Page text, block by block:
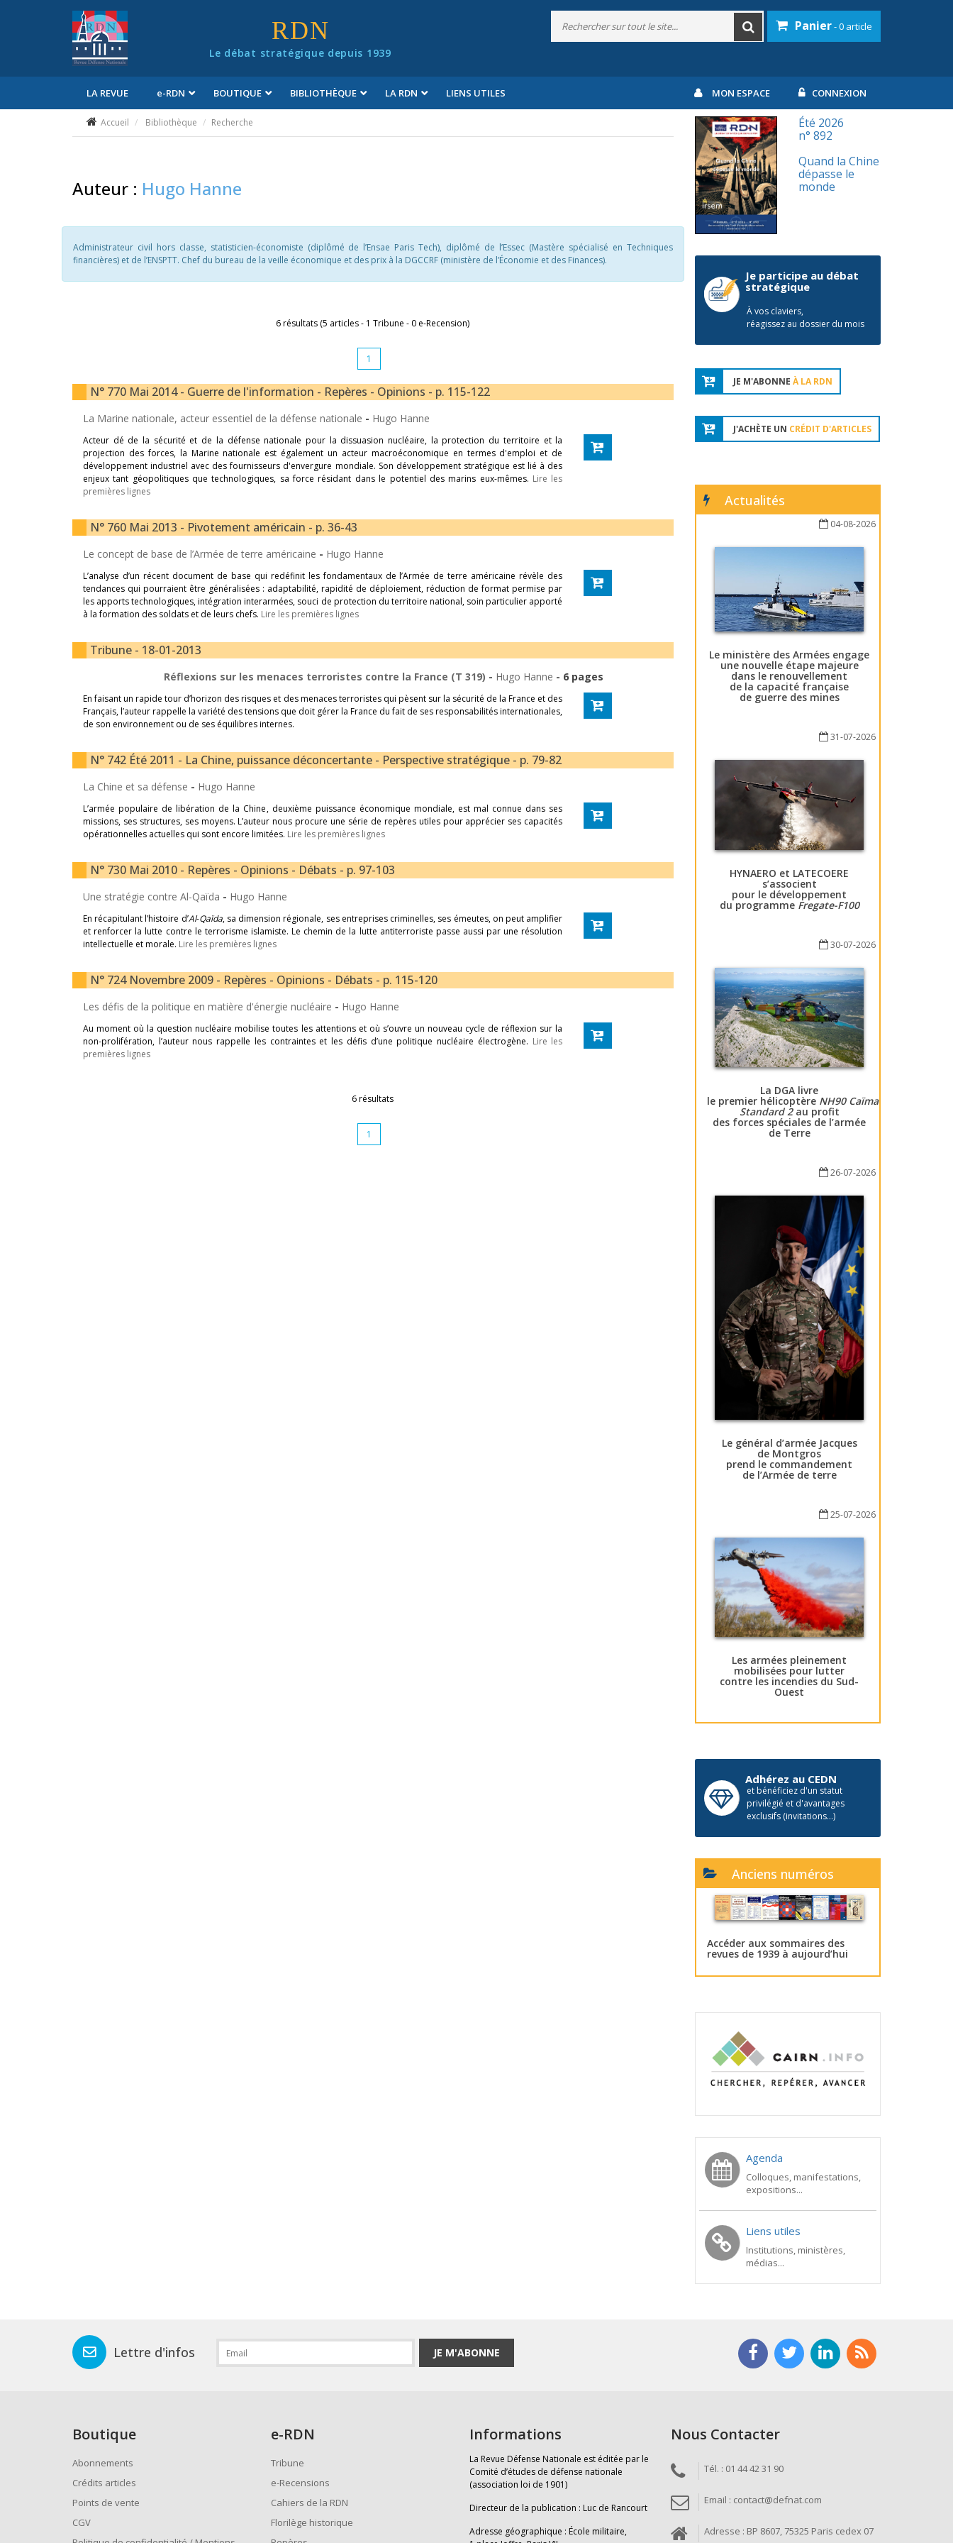
RDN
Le débat stratégique depuis 1939
Panier- 0 article
LA REVUE e-RDN BOUTIQUE BIBLIOTHÈQUE LA RDN LIENS UTILES MON ESPACE CONNEXION
Accueil Bibliothèque Recherche
Auteur : Hugo Hanne
Administrateur civil hors classe, statisticien-économiste (diplômé de l’Ensae Paris Tech), diplômé de l’Essec (Mastère spécialisé en Techniques
financières) et de l’ENSPTT. Chef du bureau de la veille économique et des prix à la DGCCRF (ministère de l’Économie et des Finances).
6 résultats (5 articles - 1 Tribune - 0 e-Recension)
1
N° 770 Mai 2014 - Guerre de l'information - Repères - Opinions - p. 115-122
La Marine nationale, acteur essentiel de la défense nationale - Hugo Hanne
Acteur dé de la sécurité et de la défense nationale pour la dissuasion nucléaire, la protection du territoire et la
projection des forces, la Marine nationale est également un acteur macroéconomique en termes d'emploi et de
développement industriel avec des fournisseurs d'envergure mondiale. Son développement stratégique est lié à des
enjeux tant géopolitiques que technologiques, sa force résidant dans le potentiel des marins eux-mêmes. Lire les
premières lignes
N° 760 Mai 2013 - Pivotement américain - p. 36-43
Le concept de base de l’Armée de terre américaine - Hugo Hanne
L’analyse d’un récent document de base qui redéfinit les fondamentaux de l’Armée de terre américaine révèle des
tendances qui pourraient être généralisées : adaptabilité, rapidité de déploiement, réduction de format permise par
les apports technologiques, intégration interarmées, souci de protection du territoire national, soin particulier apporté
à la formation des soldats et de leurs chefs. Lire les premières lignes
Tribune - 18-01-2013
Réflexions sur les menaces terroristes contre la France (T 319) - Hugo Hanne - 6 pages
En faisant un rapide tour d’horizon des risques et des menaces terroristes qui pèsent sur la sécurité de la France et des
Français, l’auteur rappelle la variété des tensions que doit gérer la France du fait de ses responsabilités internationales,
de son environnement ou de ses équilibres internes.
N° 742 Été 2011 - La Chine, puissance déconcertante - Perspective stratégique - p. 79-82
La Chine et sa défense - Hugo Hanne
L’armée populaire de libération de la Chine, deuxième puissance économique mondiale, est mal connue dans ses
missions, ses structures, ses moyens. L’auteur nous procure une série de repères utiles pour apprécier ses capacités
opérationnelles actuelles qui sont encore limitées. Lire les premières lignes
N° 730 Mai 2010 - Repères - Opinions - Débats - p. 97-103
Une stratégie contre Al-Qaïda - Hugo Hanne
En récapitulant l’histoire d’Al-Qaïda, sa dimension régionale, ses entreprises criminelles, ses émeutes, on peut amplifier
et renforcer la lutte contre le terrorisme islamiste. Le chemin de la lutte antiterroriste passe aussi par une résolution
intellectuelle et morale. Lire les premières lignes
N° 724 Novembre 2009 - Repères - Opinions - Débats - p. 115-120
Les défis de la politique en matière d'énergie nucléaire - Hugo Hanne
Au moment où la question nucléaire mobilise toutes les attentions et où s’ouvre un nouveau cycle de réflexion sur la
non-prolifération, l’auteur nous rappelle les contraintes et les défis d’une politique nucléaire électrogène. Lire les
premières lignes
6 résultats
1
Été 2026
n° 892
Quand la Chine
dépasse le
monde
Je participe au débat
stratégique
À vos claviers,
réagissez au dossier du mois
JE M'ABONNE À LA RDN
J'ACHÈTE UN CRÉDIT D'ARTICLES
Actualités
04-08-2026
Le ministère des Armées engage
une nouvelle étape majeure
dans le renouvellement
de la capacité française
de guerre des mines
31-07-2026
HYNAERO et LATECOERE
s’associent
pour le développement
du programme Fregate-F100
30-07-2026
La DGA livre
le premier hélicoptère NH90 Caïman
Standard 2au profit
des forces spéciales de l’armée
de Terre
26-07-2026
Le général d’armée Jacques
de Montgros
prend le commandement
de l’Armée de terre
25-07-2026
Les armées pleinement
mobilisées pour lutter
contre les incendies du Sud-
Ouest
Adhérez au CEDN
et bénéficiez d'un statut
privilégié et d'avantages
exclusifs (invitations...)
Anciens numéros
Accéder aux sommaires des
revues de 1939 à aujourd’hui
Agenda
Colloques, manifestations,
expositions...
Liens utiles
Institutions, ministères,
médias...
Lettre d'infos JE M'ABONNE
Boutique
Abonnements
Crédits articles
Points de vente
CGV
e-RDN
Tribune
e-Recensions
Cahiers de la RDN
Florilège historique
Informations
La Revue Défense Nationale est éditée par le
Comité d’études de défense nationale
(association loi de 1901)
Directeur de la publication : Luc de Rancourt
Adresse géographique : École militaire,
Nous Contacter
Tél. : 01 44 42 31 90
Email : contact@defnat.com
Adresse : BP 8607, 75325 Paris cedex 07